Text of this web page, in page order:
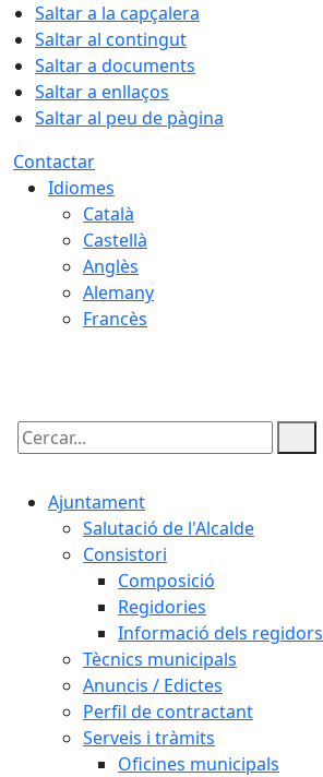
Saltar a la capçalera
Saltar al contingut
Saltar a documents
Saltar a enllaços
Saltar al peu de pàgina
Contactar
Idiomes
Català
Castellà
Anglès
Alemany
Francès
Cercar:
Ajuntament
Salutació de l'Alcalde
Consistori
Composició
Regidories
Informació dels regidors
Tècnics municipals
Anuncis / Edictes
Perfil de contractant
Serveis i tràmits
Oficines municipals